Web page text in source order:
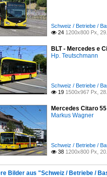
Schweiz / Betriebe /
 24 1200x800 Px,
BLT - Mercedes e
Hp. Teutschmann
Schweiz / Betriebe /
 19 1500x967 Px,
Mercedes Citaro
Markus Wagner
Schweiz / Betriebe /
 38 1200x800 Px,
Bilder aus "Schweiz / Betriebe /